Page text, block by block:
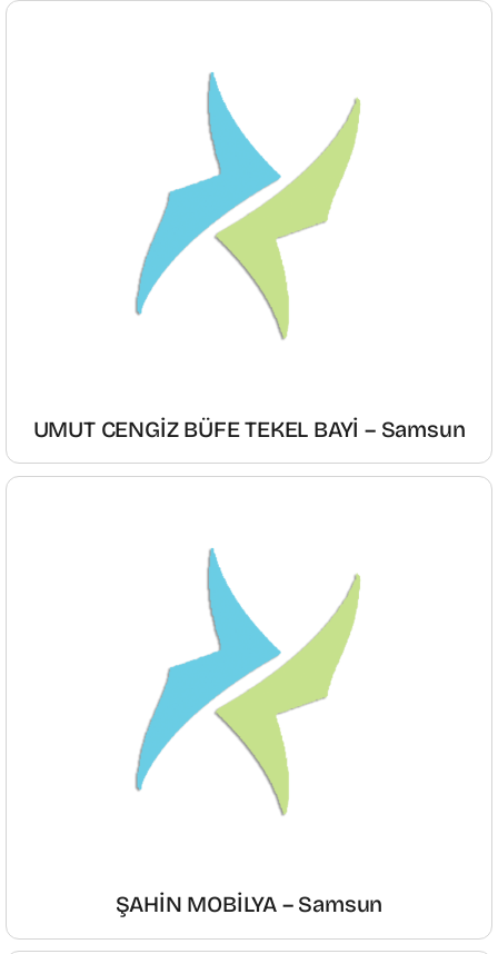
UMUT CENGİZ BÜFE TEKEL BAYİ – Samsun
ŞAHİN MOBİLYA – Samsun